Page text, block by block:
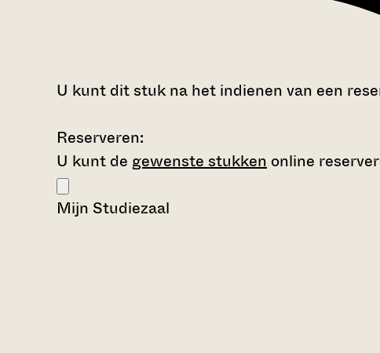
U kunt dit stuk na het indienen van een
Reserveren:
U kunt de gewenste stukken online
Mijn Studiezaal